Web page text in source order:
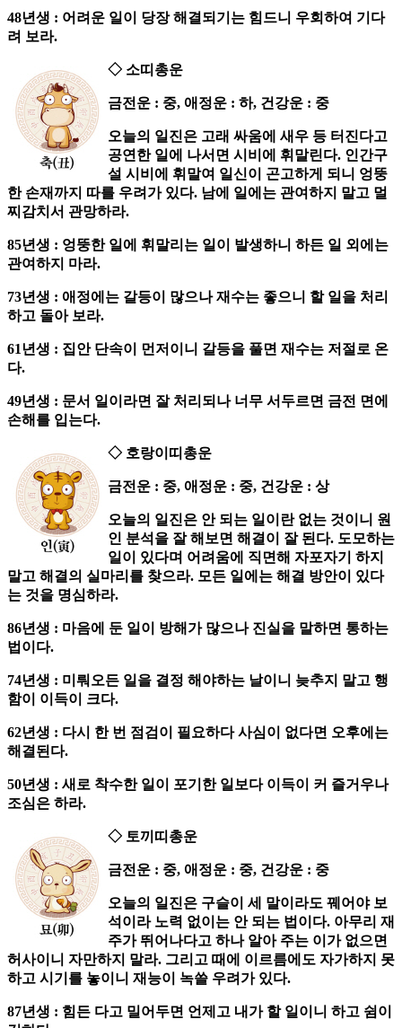
48년생 : 어려운 일이 당장 해결되기는 힘드니 우회하여 기다
려 보라.
◇ 소띠총운
금전운 : 중, 애정운 : 하, 건강운 : 중
오늘의 일진은 고래 싸움에 새우 등 터진다고
공연한 일에 나서면 시비에 휘말린다. 인간구
설 시비에 휘말여 일신이 곤고하게 되니 엉뚱
한 손재까지 따를 우려가 있다. 남에 일에는 관여하지 말고 멀
찌감치서 관망하라.
85년생 : 엉뚱한 일에 휘말리는 일이 발생하니 하든 일 외에는
관여하지 마라.
73년생 : 애정에는 갈등이 많으나 재수는 좋으니 할 일을 처리
하고 돌아 보라.
61년생 : 집안 단속이 먼저이니 갈등을 풀면 재수는 저절로 온
다.
49년생 : 문서 일이라면 잘 처리되나 너무 서두르면 금전 면에
손해를 입는다.
◇ 호랑이띠총운
금전운 : 중, 애정운 : 중, 건강운 : 상
오늘의 일진은 안 되는 일이란 없는 것이니 원
인 분석을 잘 해보면 해결이 잘 된다. 도모하는
일이 있다며 어려움에 직면해 자포자기 하지
말고 해결의 실마리를 찾으라. 모든 일에는 해결 방안이 있다
는 것을 명심하라.
86년생 : 마음에 둔 일이 방해가 많으나 진실을 말하면 통하는
법이다.
74년생 : 미뤄오든 일을 결정 해야하는 날이니 늦추지 말고 행
함이 이득이 크다.
62년생 : 다시 한 번 점검이 필요하다 사심이 없다면 오후에는
해결된다.
50년생 : 새로 착수한 일이 포기한 일보다 이득이 커 즐거우나
조심은 하라.
◇ 토끼띠총운
금전운 : 중, 애정운 : 중, 건강운 : 중
오늘의 일진은 구슬이 세 말이라도 꿰어야 보
석이라 노력 없이는 안 되는 법이다. 아무리 재
주가 뛰어나다고 하나 알아 주는 이가 없으면
허사이니 자만하지 말라. 그리고 때에 이르름에도 자가하지 못
하고 시기를 놓이니 재능이 녹쓸 우려가 있다.
87년생 : 힘든 다고 밀어두면 언제고 내가 할 일이니 하고 쉼이